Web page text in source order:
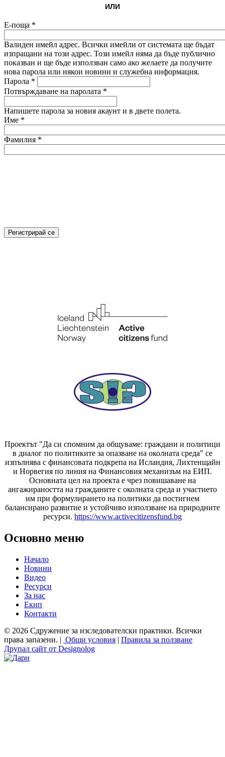
ИЛИ
Е-поща *
Валиден имейл адрес. Всички имейли от системата ще бъдат
изпращани на този адрес. Този имейл няма да бъде публично
показван и ще бъде използван само ако желаете да получите
нова парола или някои новини и служебна информация.
Парола *
Потвърждаване на паролата *
Напишете парола за новия акаунт и в двете полета.
Име *
Фамилия *
Проектът "Да си спомним да общуваме: граждани и политици
в диалог по политиките за опазване на околната среда" се
изпълнява с финансовата подкрепа на Исландия, Лихтенщайн
и Норвегия по линия на Финансовия механизъм на ЕИП.
Основната цел на проекта е чрез повишаване на
ангажираността на гражданите с околната среда и участието
им при формулирането на политики да постигнем
балансирано развитие и устойчиво използване на природните
ресурси. https://www.activecitizensfund.bg
Основно меню
Начало
Новини
Видео
Ресурси
За нас
Екип
Контакти
© 2026 Сдружение за изследователски практики. Всички
права запазени. | Общи условия | Правила за ползване
Друпал сайт от Designolog